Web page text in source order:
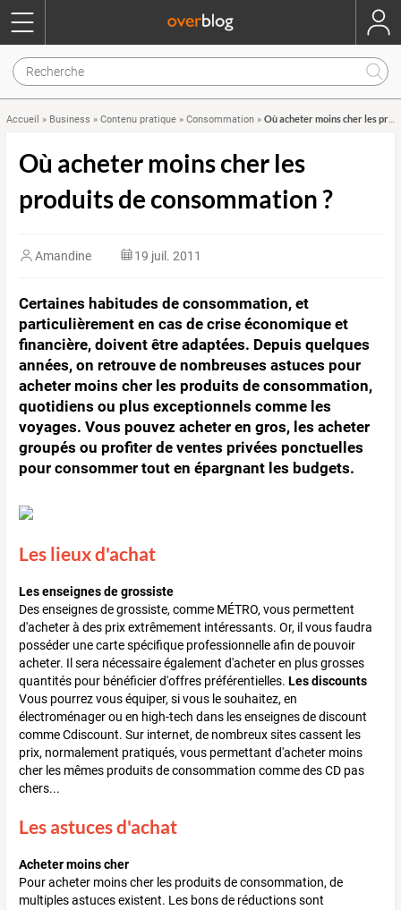
Accueil » Business » Contenu pratique » Consommation » Où acheter moins cher les produits de consommation ?
Où acheter moins cher les
produits de consommation ?
Amandine 19 juil. 2011
Certaines habitudes de consommation, et
particulièrement en cas de crise économique et
financière, doivent être adaptées. Depuis quelques
années, on retrouve de nombreuses astuces pour
acheter moins cher les produits de consommation,
quotidiens ou plus exceptionnels comme les
voyages. Vous pouvez acheter en gros, les acheter
groupés ou profiter de ventes privées ponctuelles
pour consommer tout en épargnant les budgets.
Les lieux d'achat
Les enseignes de grossiste
Des enseignes de grossiste, comme MÉTRO, vous permettent
d'acheter à des prix extrêmement intéressants. Or, il vous faudra
posséder une carte spécifique professionnelle afin de pouvoir
acheter. Il sera nécessaire également d'acheter en plus grosses
quantités pour bénéficier d'offres préférentielles. Les discounts
Vous pourrez vous équiper, si vous le souhaitez, en
électroménager ou en high-tech dans les enseignes de discount
comme Cdiscount. Sur internet, de nombreux sites cassent les
prix, normalement pratiqués, vous permettant d'acheter moins
cher les mêmes produits de consommation comme des CD pas
chers...
Les astuces d'achat
Acheter moins cher
Pour acheter moins cher les produits de consommation, de
multiples astuces existent. Les bons de réductions sont